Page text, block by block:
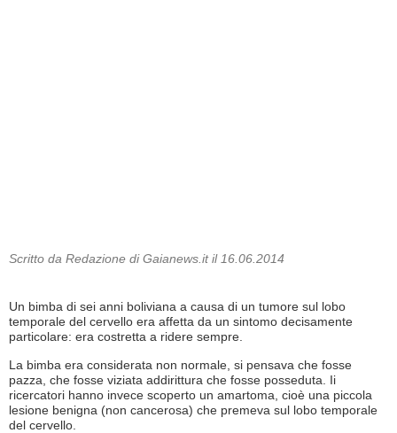
Scritto da Redazione di Gaianews.it il 16.06.2014
Un bimba di sei anni boliviana a causa di un tumore sul lobo
temporale del cervello era affetta da un sintomo decisamente
particolare: era costretta a ridere sempre.
La bimba era considerata non normale, si pensava che fosse
pazza, che fosse viziata addirittura che fosse posseduta. Ii
ricercatori hanno invece scoperto un amartoma, cioè una piccola
lesione benigna (non cancerosa) che premeva sul lobo temporale
del cervello.